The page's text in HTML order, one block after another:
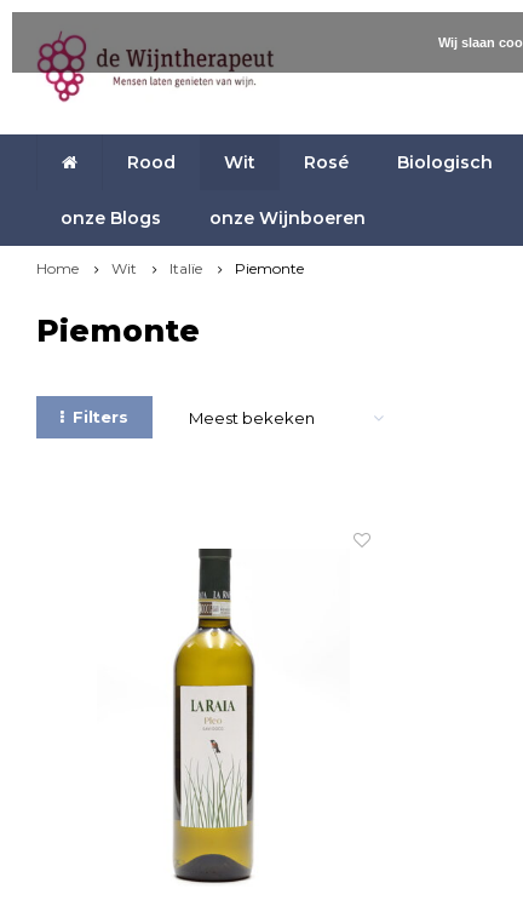
Rood Wit Rosé Biologisch
onze Blogs onze Wijnboeren
Home Wit Italïe Piemonte
Piemonte
Filters Meest bekeken
Wij slaan